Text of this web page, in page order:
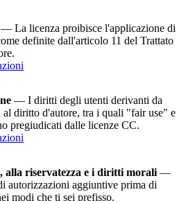
— La licenza proibisce l'applicazione di
definite dall'articolo 11 del Trattato
— I diritti degli utenti derivanti da
diritto d'autore, tra i quali "fair use" e
pregiudicati dalle licenze CC.
riservatezza e i diritti morali —
autorizzazioni aggiuntive prima di
modi che ti sei prefisso.